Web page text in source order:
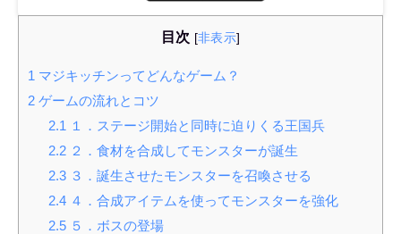
目次 [非表示]
1 マジキッチンってどんなゲーム？
2 ゲームの流れとコツ
2.1 １．ステージ開始と同時に迫りくる王国兵
2.2２．食材を合成してモンスターが誕生
2.3３．誕生させたモンスターを召喚させる
2.4４．合成アイテムを使ってモンスターを強化
2.5５．ボスの登場